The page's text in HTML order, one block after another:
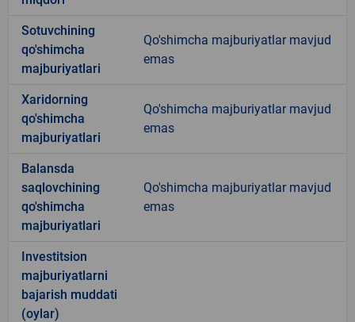
Sotuvchining
qo'shimcha
majburiyatlari
Qo'shimcha majburiyatlar mavjud
emas
Xaridorning
qo'shimcha
majburiyatlari
Qo'shimcha majburiyatlar mavjud
emas
Balansda
saqlovchining
qo'shimcha
majburiyatlari
Qo'shimcha majburiyatlar mavjud
emas
Investitsion
majburiyatlarni
bajarish muddati
(oylar)